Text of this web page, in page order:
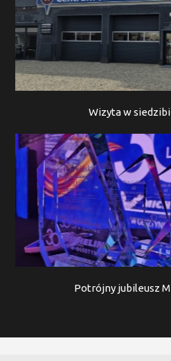
Wizyta w
Potrójny jubileusz